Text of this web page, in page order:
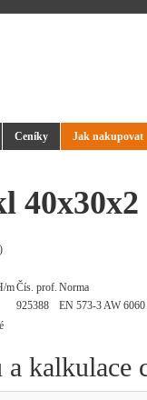
Ceníky Jak nakupovat
40x30x2
mČís. prof. Norma
925388 EN 573-3 AW
a